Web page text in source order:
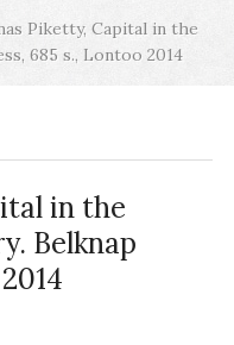
Piketty, Capital in the
685 s., Lontoo 2014
in the
Belknap